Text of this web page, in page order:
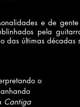
e de
pela
das últimas
o
Cantiga